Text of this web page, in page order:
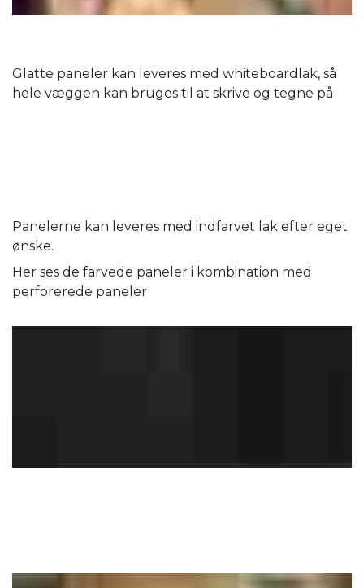
Glatte paneler kan leveres med whiteboardlak, så
hele væggen kan bruges til at skrive og tegne på
Panelerne kan leveres med indfarvet lak efter eget
ønske.
Her ses de farvede paneler i kombination med
perforerede paneler